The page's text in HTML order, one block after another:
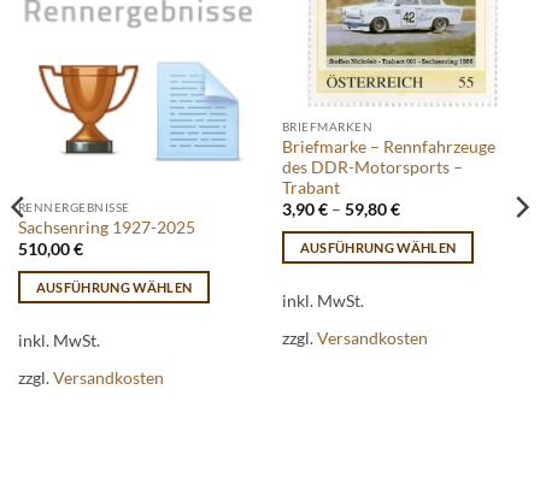
RENNERGEBNISSE
Sachsenring 1927-2025
510,00€
AUSFÜHRUNG WÄHLEN
Produkt
mehrere
inkl. MwSt.
zzgl.Versandkosten
BRIEFMARKEN
Briefmarke – Rennfahrzeuge
des DDR-Motorsports –
Trabant
3,90€– 59,80€
AUSFÜHRUNG WÄHLEN
Produkt
mehrere
inkl. MwSt.
zzgl.Versandkosten